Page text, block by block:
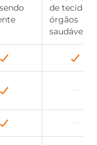
de tecidos
órgãos
saudáveis